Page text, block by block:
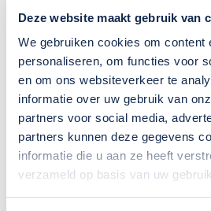
Deze website maakt gebruik van
We gebruiken cookies om content
personaliseren, om functies voor
en om ons websiteverkeer te
informatie over uw gebruik van
partners voor social media,
partners kunnen deze gegevens
informatie die u aan ze heeft
verzameld op basis van uw
beantwoorden.
CONTACT OPNEMEN
We cover your
because we care
Lees meer over SchermNed.